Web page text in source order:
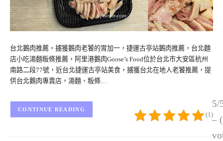
台北鵝肉推薦，擄獲鵝肉老饕的胃加一，捷運古亭站鵝肉推薦，台北麵
店小吃湯麵粄條推薦，阿里港鵝肉Goose’s Food位於台北市大安區杭州
南路二段77號，近台北捷運古亭站美食，擄獲台北在地人老饕推薦，提
供台北鵝肉專賣店，湯麵、粄條…
5/
–
(1)
CONTINUE READING